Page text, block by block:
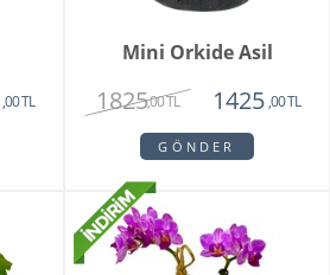
,00 TL
Mini Orkide Asil
1825,00 TL 1425 ,00 TL
GÖNDER